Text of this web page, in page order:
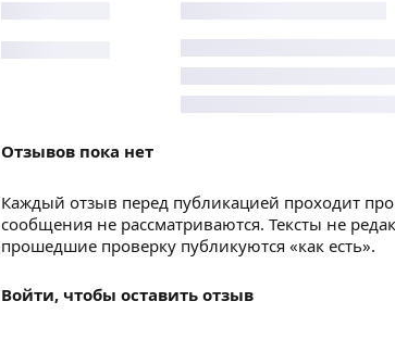
Отзывов пока нет
Каждый отзыв перед публикацией проходит
сообщения не рассматриваются. Тексты не
прошедшие проверку публикуются «как есть».
Войти, чтобы оставить отзыв